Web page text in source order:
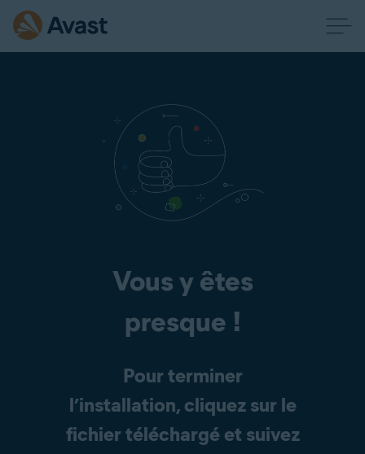
Vous y êtes
presque !
Pour terminer
l’installation, cliquez sur le
fichier téléchargé et suivez